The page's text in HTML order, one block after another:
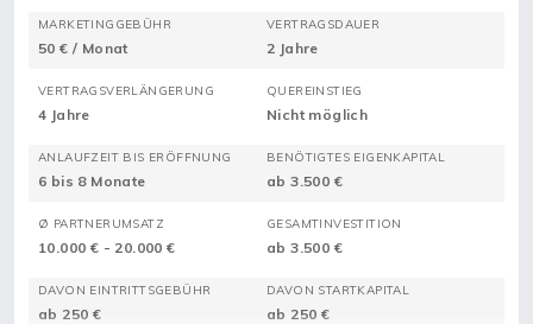
MARKETINGGEBÜHR
50 € / Monat
VERTRAGSDAUER
2 Jahre
VERTRAGSVERLÄNGERUNG
4 Jahre
QUEREINSTIEG
Nicht möglich
ANLAUFZEIT BIS ERÖFFNUNG
6 bis 8 Monate
BENÖTIGTES EIGENKAPITAL
ab 3.500 €
Ø PARTNERUMSATZ
10.000 € - 20.000 €
GESAMTINVESTITION
ab 3.500 €
DAVON EINTRITTSGEBÜHR
ab 250 €
DAVON STARTKAPITAL
ab 250 €